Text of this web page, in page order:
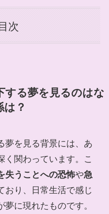
目次
する夢を見るのはな
は？
夢を見る背景には、あ
く関わっています。こ
失うことへの恐怖や急
おり、日常生活で感じ
に現れたものです。